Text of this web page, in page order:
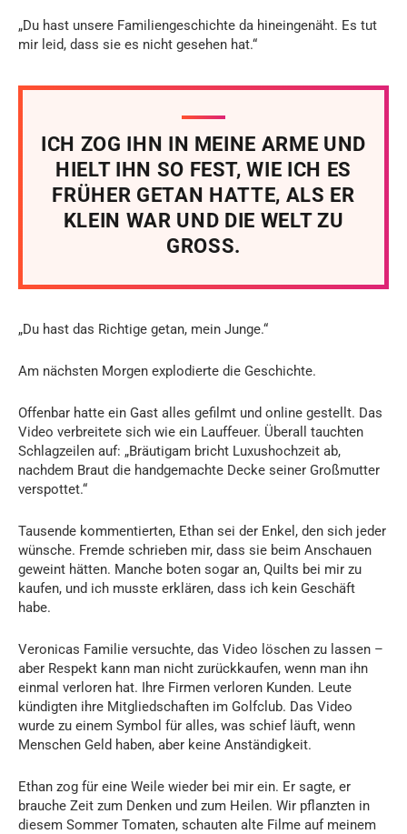
„Du hast unsere Familiengeschichte da hineingenäht. Es tut
mir leid, dass sie es nicht gesehen hat.“
ICH ZOG IHN IN MEINE ARME UND
HIELT IHN SO FEST, WIE ICH ES
FRÜHER GETAN HATTE, ALS ER
KLEIN WAR UND DIE WELT ZU
GROSS.
„Du hast das Richtige getan, mein Junge.“
Am nächsten Morgen explodierte die Geschichte.
Offenbar hatte ein Gast alles gefilmt und online gestellt. Das
Video verbreitete sich wie ein Lauffeuer. Überall tauchten
Schlagzeilen auf: „Bräutigam bricht Luxushochzeit ab,
nachdem Braut die handgemachte Decke seiner Großmutter
verspottet.“
Tausende kommentierten, Ethan sei der Enkel, den sich jeder
wünsche. Fremde schrieben mir, dass sie beim Anschauen
geweint hätten. Manche boten sogar an, Quilts bei mir zu
kaufen, und ich musste erklären, dass ich kein Geschäft
habe.
Veronicas Familie versuchte, das Video löschen zu lassen –
aber Respekt kann man nicht zurückkaufen, wenn man ihn
einmal verloren hat. Ihre Firmen verloren Kunden. Leute
kündigten ihre Mitgliedschaften im Golfclub. Das Video
wurde zu einem Symbol für alles, was schief läuft, wenn
Menschen Geld haben, aber keine Anständigkeit.
Ethan zog für eine Weile wieder bei mir ein. Er sagte, er
brauche Zeit zum Denken und zum Heilen. Wir pflanzten in
diesem Sommer Tomaten, schauten alte Filme auf meinem